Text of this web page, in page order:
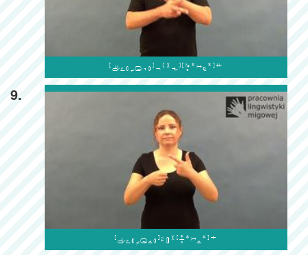

9.
